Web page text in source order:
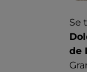
Se
de